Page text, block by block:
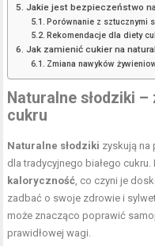
Jakie jest bezpieczeństwo
Porównanie z sztucznymi
Rekomendacje dla diety
Jak zamienić cukier na
Zmiana nawyków
Naturalne słodziki
cukru
Naturalne słodziki zyskują na
dla tradycyjnego białego
kaloryczność, co czyni je
zadbać o swoje zdrowie i
może znacząco poprawić
prawidłowej wagi.